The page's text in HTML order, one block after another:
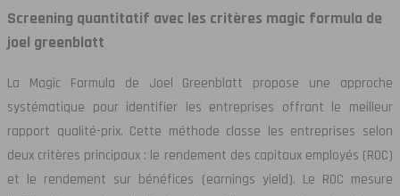
Screening quantitatif avec les critères magic formula de
joel greenblatt
La Magic Formula de Joel Greenblatt propose une approche
systématique pour identifier les entreprises offrant le meilleur
rapport qualité-prix. Cette méthode classe les entreprises selon
deux critères principaux : le rendement des capitaux employés (ROC)
et le rendement sur bénéfices (earnings yield). Le ROC mesure